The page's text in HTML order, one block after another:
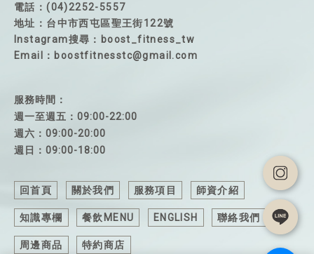
電話：(04)2252-5557
地址：台中市西屯區聖王街122號
Instagram搜尋：boost_fitness_tw
Email：boostfitnesstc@gmail.com
服務時間：
週一至週五：09:00-22:00
週六：09:00-20:00
週日：09:00-18:00
回首頁 關於我們 服務項目 師資介紹
知識專欄 餐飲MENU ENGLISH 聯絡我們
周邊商品 特約商店